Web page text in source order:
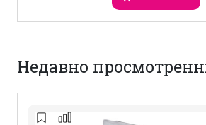
Недавно